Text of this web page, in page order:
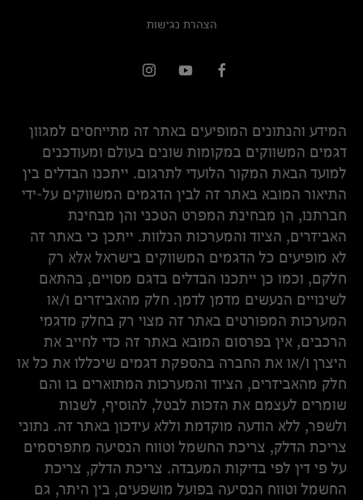
הצהרת נגישות
המידע והנתונים המופיעים באתר זה מתייחסים למגוון
דגמים המשווקים במקומות שונים בעולם ומעודכנים
למועד הבאת המקור הלועדי לתרגום. ייתכנו הבדלים בין
התיאור המובא באתר זה לבין הדגמים המשווקים על-ידי
חברתנו, הן מבחינת המפרט הטכני והן מבחינת
האביזרים, הציוד והמערכות הנלוות. ייתכן כי באתר זה
לא מופיעים כל הדגמים המשווקים בישראל אלא רק
חלקם, וכמו כן ייתכנו הבדלים בדגם מסויים, בהתאם
לשינויים הנעשים מדמן לדמן. חלק מהאביזרים ו/או
המערכות המפורטים באתר זה מצוי רק בחלק מדגמי
הרכבים, אין בפרסום המובא באתר זה כדי לחייב את
היצרן ו/או את החברה בהספקת דגמים שיכללו את כל או
חלק מהאביזרים, הציוד והמערכות המתוארים בו והם
שומרים לעצמם את הזכות לבטל, להוסיף, לשנות
ולשפר, ללא הודעה מוקדמת וללא עידכון באתר זה. נתוני
צריכת הדלק, צריכת החשמל וטווח הנסיעה מתפרסמים
על פי דין לפי בדיקות המעבדה. צריכת הדלק, צריכת
החשמל וטווח הנסיעה בפועל מושפעים, בין היתר, גם